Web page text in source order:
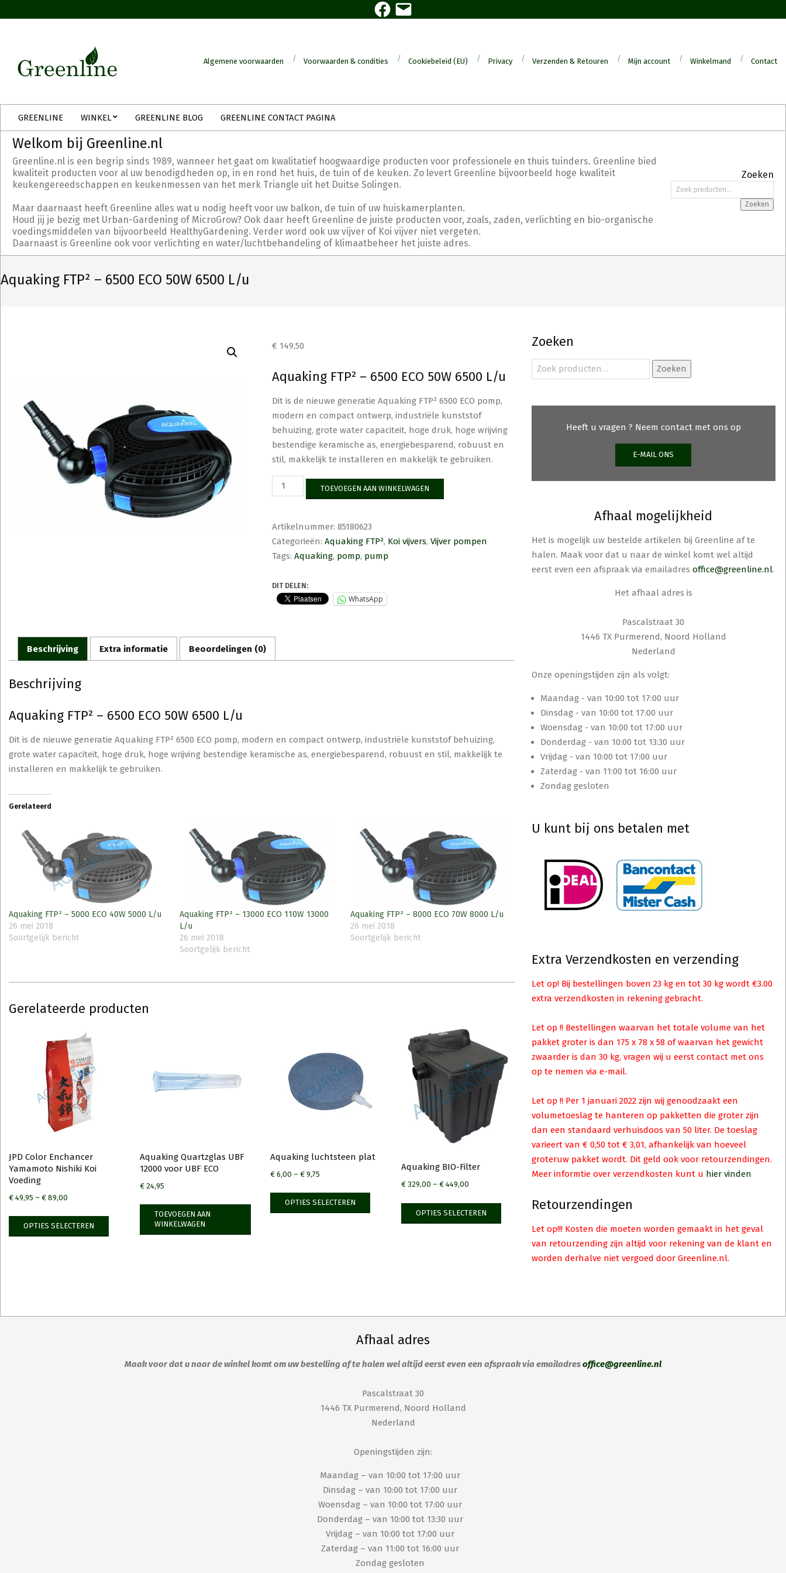
to
Facebook
E-
mail
Algemene voorwaarden Voorwaarden & condities Cookiebeleid (EU) Privacy Verzenden & Retouren Mijn account Winkelmand Contact
Menu
GREENLINE WINKEL GREENLINE BLOG GREENLINE CONTACT PAGINA
Welkom bij Greenline.nl
Greenline.nl is een begrip sinds 1989, wanneer het gaat om kwalitatief hoogwaardige producten voor professionele en thuis tuinders. Greenline bied
kwaliteit producten voor al uw benodigdheden op, in en rond het huis, de tuin of de keuken. Zo levert Greenline bijvoorbeeld hoge kwaliteit
keukengereedschappen en keukenmessen van het merk Triangle uit het Duitse Solingen.
Maar daarnaast heeft Greenline alles wat u nodig heeft voor uw balkon, de tuin of uw huiskamerplanten.
Houd jij je bezig met Urban-Gardening of MicroGrow? Ook daar heeft Greenline de juiste producten voor, zoals, zaden, verlichting en bio-organische
voedingsmiddelen van bijvoorbeeld HealthyGardening. Verder word ook uw vijver of Koi vijver niet vergeten.
Daarnaast is Greenline ook voor verlichting en water/luchtbehandeling of klimaatbeheer het juiste adres.
Zoeken
Zoeken
naar:
Zoeken
Aquaking FTP² – 6500 ECO 50W 6500 L/u
€ 149,50
Aquaking FTP² – 6500 ECO 50W 6500 L/u
Dit is de nieuwe generatie Aquaking FTP² 6500 ECO pomp,
modern en compact ontwerp, industriële kunststof
behuizing, grote water capaciteit, hoge druk, hoge wrijving
bestendige keramische as, energiebesparend, robuust en
stil, makkelijk te installeren en makkelijk te gebruiken.
Aquaking
FTP²
ECO
50W
6500
TOEVOEGEN AAN WINKELWAGEN
Artikelnummer: 85180623
Categorieën: Aquaking FTP², Koi vijvers, Vijver pompen
Tags: Aquaking, pomp, pump
DIT DELEN:
WhatsApp
Beschrijving Extra informatie Beoordelingen (0)
Beschrijving
Aquaking FTP² – 6500 ECO 50W 6500 L/u
Dit is de nieuwe generatie Aquaking FTP² 6500 ECO pomp, modern en compact ontwerp, industriële kunststof behuizing,
grote water capaciteit, hoge druk, hoge wrijving bestendige keramische as, energiebesparend, robuust en stil, makkelijk te
installeren en makkelijk te gebruiken.
Gerelateerd
Aquaking FTP² – 5000 ECO 40W 5000 L/u
26 mei 2018
Soortgelijk bericht
Aquaking FTP² – 13000 ECO 110W 13000
L/u
26 mei 2018
Soortgelijk bericht
Aquaking FTP² – 8000 ECO 70W 8000 L/u
26 mei 2018
Soortgelijk bericht
Gerelateerde producten
JPD Color Enchancer
Yamamoto Nishiki Koi
Voeding
€ 49,95 – € 89,00
OPTIES SELECTEREN
Dit
kan
Aquaking Quartzglas UBF
12000 voor UBF ECO
€24,95
TOEVOEGEN AAN
WINKELWAGEN
Aquaking luchtsteen plat
€ 6,00 – € 9,75
OPTIES SELECTEREN
Dit
product
op
productpagina
Aquaking BIO-Filter
€329,00 – €449,00
OPTIES SELECTEREN
Dit
meerdere
variaties.
gekozen
de
Zoeken
Zoeken
naar:
Zoeken
Heeft u vragen ? Neem contact met ons op
E-MAIL ONS
Afhaal mogelijkheid
Het is mogelijk uw bestelde artikelen bij Greenline af te
halen. Maak voor dat u naar de winkel komt wel altijd
eerst even een afspraak via emailadres office@greenline.nl.
Het afhaal adres is
Pascalstraat 30
1446 TX Purmerend, Noord Holland
Nederland
Onze openingstijden zijn als volgt:
Maandag - van 10:00 tot 17:00 uur
Dinsdag - van 10:00 tot 17:00 uur
Woensdag - van 10:00 tot 17:00 uur
Donderdag - van 10:00 tot 13:30 uur
Vrijdag - van 10:00 tot 17:00 uur
Zaterdag - van 11:00 tot 16:00 uur
Zondag gesloten
U kunt bij ons betalen met
Extra Verzendkosten en verzending
Let op! Bij bestellingen boven 23 kg en tot 30 kg wordt €3.00
extra verzendkosten in rekening gebracht.
Let op !! Bestellingen waarvan het totale volume van het
pakket groter is dan 175 x 78 x 58 of waarvan het gewicht
zwaarder is dan 30 kg, vragen wij u eerst contact met ons
op te nemen via e-mail.
Let op !! Per 1 januari 2022 zijn wij genoodzaakt een
volumetoeslag te hanteren op pakketten die groter zijn
dan een standaard verhuisdoos van 50 liter. De toeslag
varieert van € 0,50 tot € 3,01, afhankelijk van hoeveel
groteruw pakket wordt. Dit geld ook voor retourzendingen.
Meer informtie over verzendkosten kunt u hier vinden
Retourzendingen
Let op!!! Kosten die moeten worden gemaakt in het geval
van retourzending zijn altijd voor rekening van de klant en
worden derhalve niet vergoed door Greenline.nl.
Afhaal adres
Maak voor dat u naar de winkel komt om uw bestelling af te halen wel altijd eerst even een afspraak via emailadresoffice@greenline.nl
Pascalstraat 30
1446 TX Purmerend, Noord Holland
Nederland
Openingstijden zijn:
Maandag – van 10:00 tot 17:00 uur
Dinsdag – van 10:00 tot 17:00 uur
Woensdag – van 10:00 tot 17:00 uur
Donderdag – van 10:00 tot 13:30 uur
Vrijdag – van 10:00 tot 17:00 uur
Zaterdag – van 11:00 tot 16:00 uur
Zondag gesloten